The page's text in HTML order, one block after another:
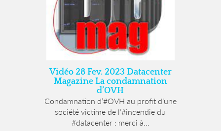
Vidéo 28 Fev. 2023 Datacenter
Magazine La condamnation
d’OVH
Condamnation d’#OVH au profit d’une
société victime de l’#incendie du
#datacenter : merci à...